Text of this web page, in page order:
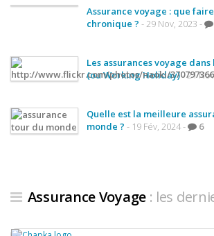
Préparer son voyage
Destinations
LA LETTRE
Sites utiles
Assurance voyage !
Assurance voyage : que
chronique ? - 29 Nov, 2023 -
Les assurances voyage dans
(ou Working Holiday)- 21
Quelle est la meilleure
monde ? - 19 Fév, 2024 - 6
Assurance Voyage: les